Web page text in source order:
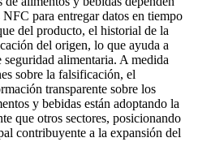
para entregar datos en tiempo
del producto, el historial de la
del origen, lo que ayuda a
alimentaria. A medida
sobre la falsificación, el
transparente sobre los
y bebidas están adoptando la
que otros sectores, posicionando
contribuyente a la expansión del